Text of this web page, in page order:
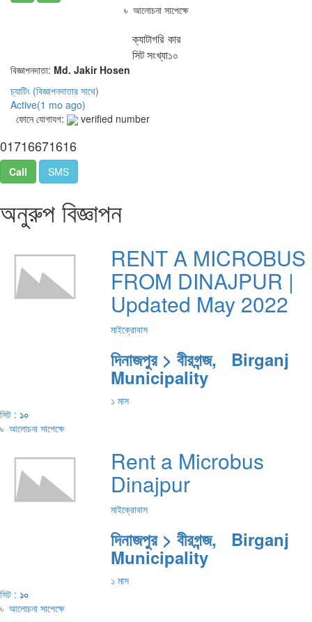
৳ আলোচনা সাপেক্ষে
ক্যাটাগরি কার
সিট সংখ্যা১০
বিজ্ঞাপনদাতা: Md. Jakir Hosen
চ্যাটিং (বিজ্ঞাপনদাতার সাথে)
Active(1 mo ago)
ফোনে যোগাযগ:
verified number
01716671616
Call SMS
অনুরুপ বিজ্ঞাপন
RENT A MICROBUS
FROM DINAJPUR |
Updated May 2022
মাইক্রোবাস
দিনাজপুর > বীরগন্জ, Birganj
Municipality
১ মাস
সিট : ১০
৳ আলোচনা সাপেক্ষে
Rent a Microbus
Dinajpur
মাইক্রোবাস
দিনাজপুর > বীরগন্জ, Birganj
Municipality
১ মাস
সিট : ১০
৳ আলোচনা সাপেক্ষে